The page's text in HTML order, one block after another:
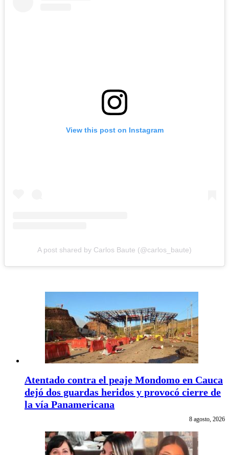
View this post on Instagram
A post shared by Carlos Baute (@carlos_baute)
Atentado contra el peaje Mondomo en Cauca
dejó dos guardas heridos y provocó cierre de
la vía Panamericana
8 agosto, 2026